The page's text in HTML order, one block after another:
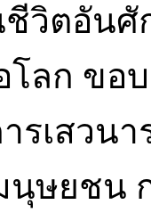
วิตอันศั
โลก ข
รเสวน
นุษยชน